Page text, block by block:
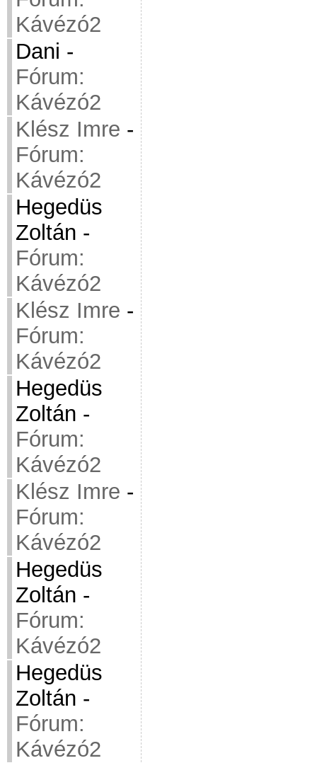
Kávézó2
Dani -
Fórum:
Kávézó2
Klész Imre -
Fórum:
Kávézó2
Hegedüs
Zoltán -
Fórum:
Kávézó2
Klész Imre -
Fórum:
Kávézó2
Hegedüs
Zoltán -
Fórum:
Kávézó2
Klész Imre -
Fórum:
Kávézó2
Hegedüs
Zoltán -
Fórum:
Kávézó2
Hegedüs
Zoltán -
Fórum:
Kávézó2